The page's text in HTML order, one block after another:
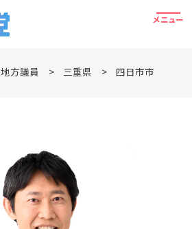
地方議員 三重県 四日市市